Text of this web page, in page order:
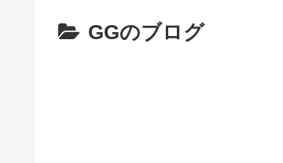
GGのブログ